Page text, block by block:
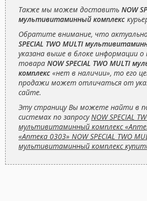
Также мы можем доставить NOW
мультивитаминный комплекс
Обратите внимание, что
SPECIAL TWO MULTI
указана выше в блоке информации
товара NOW SPECIAL TWO MULTI
комплекс «нет в наличии», то его
продажи может отличаться от
сайте.
Эту страницу Вы можете найти в
системах по запросуNOW SPECIAL
мультивитаминный комплекс
«Аптека 0303» NOW SPECIAL TWO
мультивитаминный комплекс